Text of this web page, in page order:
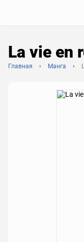
La vie en
Главная Манга